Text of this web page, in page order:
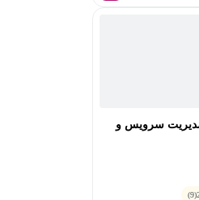
سرویس و
(9)